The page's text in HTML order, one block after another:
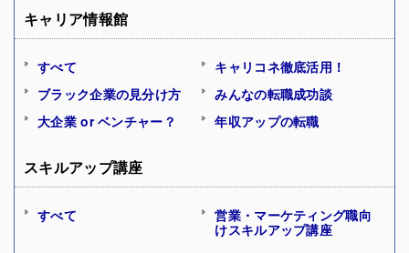
キャリア情報館
すべて
キャリコネ徹底活用！
ブラック企業の見分け方
みんなの転職成功談
大企業 or ベンチャー？
年収アップの転職
スキルアップ講座
すべて
営業・マーケティング職向
けスキルアップ講座